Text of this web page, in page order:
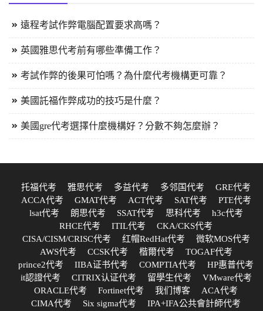
遠程考試作弊電腦配置要求高嗎？
英國雅思代考前有哪些準備工作？
考試作弊的後果可怕嗎？為什麼代考機構更可靠？
美國託福作弊成功的技巧是什麼？
美國gre代考選擇什麼機構好？分數不夠怎麼辦？
托福代考 雅思代考 多益代考 多邻国代考
GRE代考
ACCA代考
GMAT代考 ACT代考 SAT代考
PTE代考
lsat代考
朗思代考 SSAT代考 思科代考
h3c代考
RHCE代考
ITIL代考
CKA/CKS代考
CISA/CISM/CRISC代考
红帽RedHat代考
微软MOS代考
AWS代考
CCSK代考 楷爾代考
TOGAF代考
prince2代考
IIBA证书代考 COMPTIA代考
HP惠普代考
it認證代考
CITRIX认证代考 留學生代考
VMware代考
ORACLE代考
Fortinet代考 我们博客
ACA代考
CIMA代考
Six sigma代考
IPA+IFA公共會計師代考